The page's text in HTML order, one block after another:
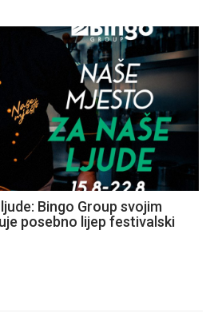
Bingo Group svojim
posebno lijep festivalski